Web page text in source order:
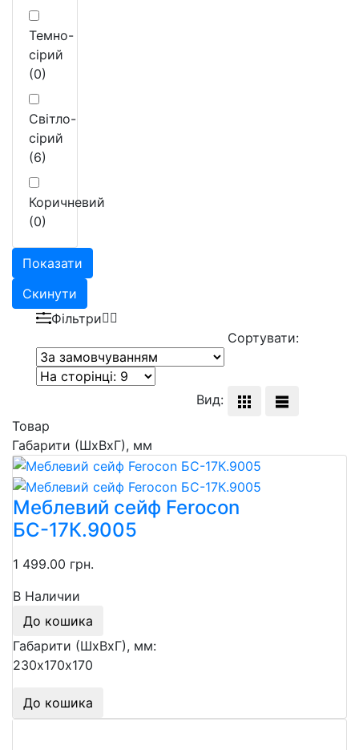
Темно-
сірий
(0)
Світло-
сірий
(6)
Коричневий
(0)
Показати
Скинути
Фільтри
Сортувати:
Вид:
Товар
Габарити (ШхВхГ), мм
Меблевий сейф Ferocon
БС-17К.9005
1 499.00 грн.
В Наличии
До кошика
Габарити (ШхВхГ), мм:
230х170х170
До кошика